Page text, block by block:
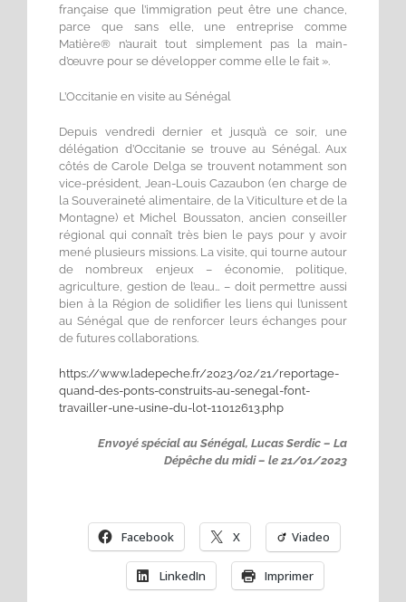
française que l’immigration peut être une chance,
parce que sans elle, une entreprise comme
Matière® n’aurait tout simplement pas la main-
d’œuvre pour se développer comme elle le fait ».
L’Occitanie en visite au Sénégal
Depuis vendredi dernier et jusqu’à ce soir, une
délégation d’Occitanie se trouve au Sénégal. Aux
côtés de Carole Delga se trouvent notamment son
vice-président, Jean-Louis Cazaubon (en charge de
la Souveraineté alimentaire, de la Viticulture et de la
Montagne) et Michel Boussaton, ancien conseiller
régional qui connaît très bien le pays pour y avoir
mené plusieurs missions. La visite, qui tourne autour
de nombreux enjeux – économie, politique,
agriculture, gestion de l’eau… – doit permettre aussi
bien à la Région de solidifier les liens qui l’unissent
au Sénégal que de renforcer leurs échanges pour
de futures collaborations.
https://www.ladepeche.fr/2023/02/21/reportage-
quand-des-ponts-construits-au-senegal-font-
travailler-une-usine-du-lot-11012613.php
Envoyé spécial au Sénégal, Lucas Serdic – La
Dépêche du midi – le 21/01/2023
Facebook X Viadeo
LinkedIn Imprimer